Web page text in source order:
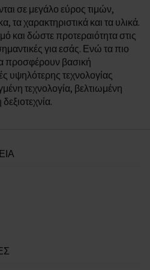
σε μεγάλο εύρος τιμών,
τα χαρακτηριστικά και τα υλικά.
και δώστε προτεραιότητα στις
για εσάς. Ενώ τα πιο
προσφέρουν βασική
υψηλότερης τεχνολογίας
τεχνολογία, βελτιωμένη